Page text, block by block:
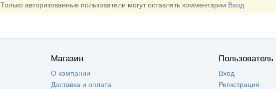
Только авторизованные пользователи могут оставлять комментарии Вход
Магазин
О компании
Доставка и оплата
Пользователь
Вход
Регистрация